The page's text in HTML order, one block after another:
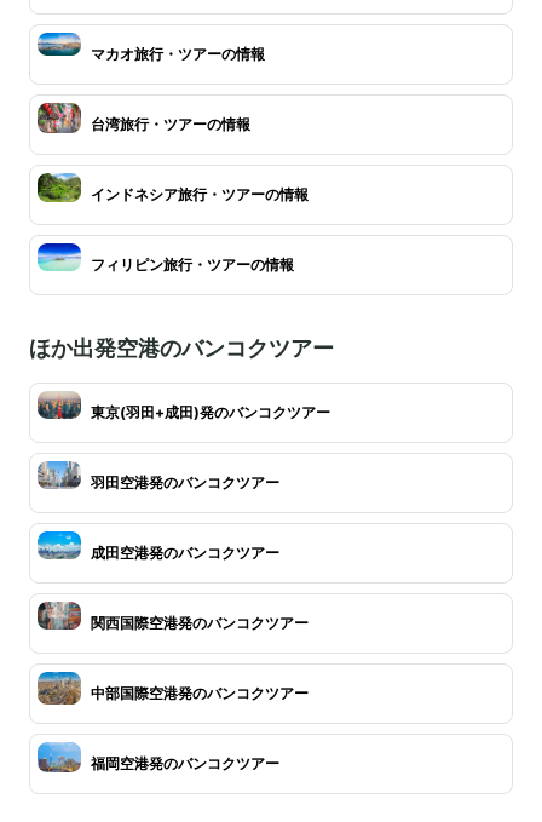
マカオ旅行・ツアーの情報
台湾旅行・ツアーの情報
インドネシア旅行・ツアーの情報
フィリピン旅行・ツアーの情報
ほか出発空港のバンコクツアー
東京(羽田+成田)発のバンコクツアー
羽田空港発のバンコクツアー
成田空港発のバンコクツアー
関西国際空港発のバンコクツアー
中部国際空港発のバンコクツアー
福岡空港発のバンコクツアー